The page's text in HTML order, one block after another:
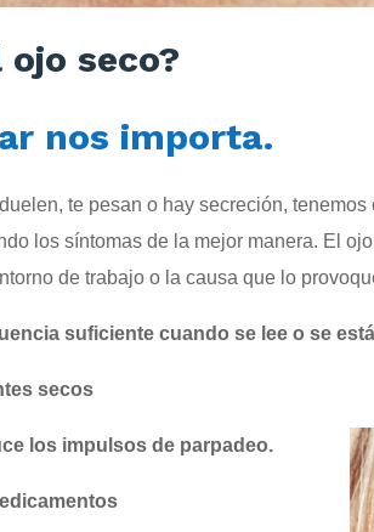
ojo seco?
nos importa.
te pesan o hay secreción,
los síntomas de la mejor manera. El
de trabajo o la causa que lo
suficiente cuando se lee o se
secos
los impulsos de parpadeo.